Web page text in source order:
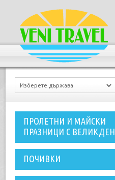
ПРОЛЕТНИ И МАЙСКИ
ПРАЗНИЦИ С ВЕЛИКДЕН
ПОЧИВКИ